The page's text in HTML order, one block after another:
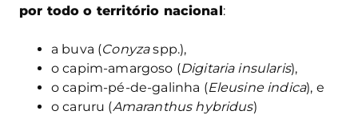
por todo o território nacional:
a buva (Conyzaspp.),
o capim-amargoso (Digitaria insularis),
o capim-pé-de-galinha (Eleusine indica), e
o caruru (Amaranthus hybridus)